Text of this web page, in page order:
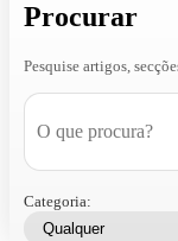
Procurar
Pesquise artigos,
Categoria: